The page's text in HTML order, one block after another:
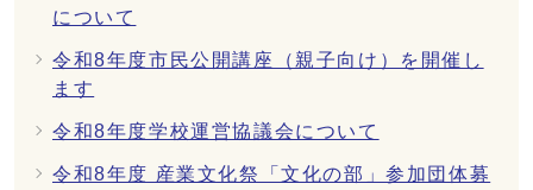
について
令和8年度市民公開講座（親子向け）を開催し
ます
令和8年度学校運営協議会について
令和8年度 産業文化祭「文化の部」参加団体募